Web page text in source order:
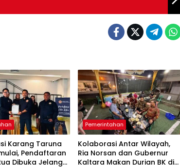
Karang Taruna
Pendaftaran
Dibuka Jelang
Pemerintahan
Kolaborasi Antar Wilayah,
Ria Norsan dan Gubernur
Kaltara Makan Durian BK di